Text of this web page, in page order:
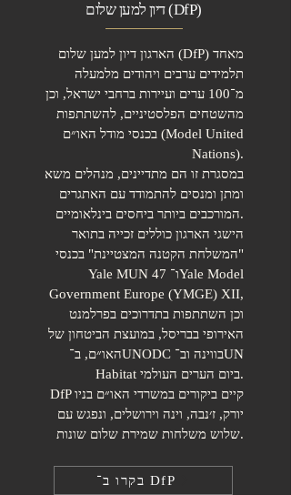
דיון למען שלום (DfP)
הארגון דיון למען שלום (DfP) מאחד
תלמידים ערבים ויהודים מלמעלה
מ־100 ערים ועיירות ברחבי ישראל, וכן
מהשטחים הפלסטיניים, להשתתפות
בכנסי מודל האו״ם (Model United
Nations).
במסגרת זו הם מתדיינים, מנהלים משא
ומתן ומנסים להתמודד עם האתגרים
המורכבים ביותר ביחסים בינלאומיים.
הישגי הארגון כוללים זכייה בתואר
"המשלחת הקטנה המצטיינת" בכנסי
Yale MUN 47 ו־Yale Model
Government Europe (YMGE) XII,
וכן השתתפות בתדרוכים בפרלמנט
האירופי בבריסל, במועצת הביטחון של
האו״ם, ב־UNODC בווינה וב־UN
Habitat ביום הערים העולמי.
DfP קיים ביקורים במשרדי האו״ם בניו
יורק, ז׳נבה, וינה וירושלים, ונפגש עם
שלוש משלחות שמירת שלום שונות.
בקרו ב־ DfP